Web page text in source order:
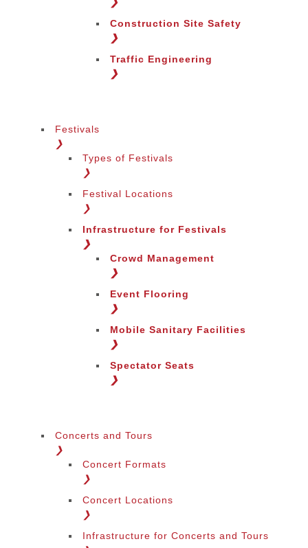
Sprache wechseln
Change Region
Construction Site Safety
❯
Traffic Engineering
❯
Festivals
❯
Types of Festivals
❯
Festival Locations
❯
Infrastructure for Festivals
❯
Crowd Management
❯
Event Flooring
❯
Mobile Sanitary Facilities
❯
Spectator Seats
❯
Concerts and Tours
❯
Concert Formats
❯
Concert Locations
❯
Infrastructure for Concerts and Tours